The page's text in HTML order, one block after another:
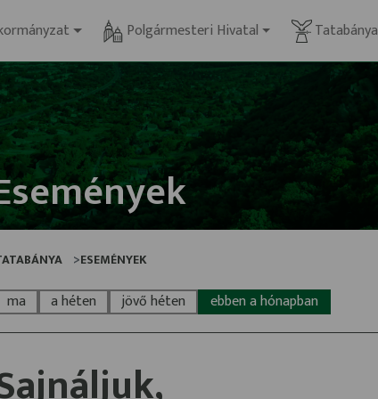
Polgármesteri Hivatal Tatabánya
ESEMÉNYEK
ma a héten jövő héten ebben a hónapban